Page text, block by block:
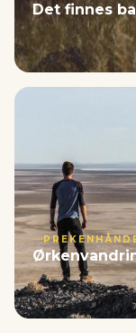
Det finnes